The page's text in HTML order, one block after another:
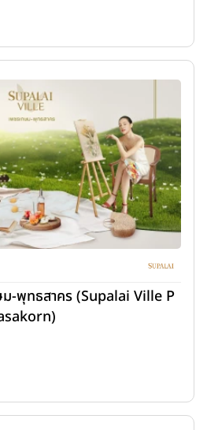
ม-พุทธสาคร (Supalai Ville P